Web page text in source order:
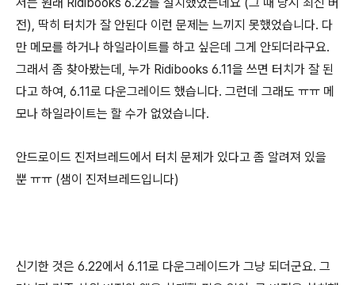
전), 딱히 터치가 잘 안된다 이런 문제는 느끼지 못했었습니다. 다
만 메모를 하거나 하일라이트를 하고 싶은데 그게 안되더라구요.
그래서 좀 찾아봤는데, 누가 Ridibooks 6.11을 쓰면 터치가 잘 된
다고 하여, 6.11로 다운그레이드 했습니다. 그런데 그래도 ㅠㅠ 메
모나 하일라이트는 할 수가 없었습니다.
안드로이드 진저브레드에서 터치 문제가 있다고 좀 알려져 있을
뿐 ㅠㅠ (샘이 진저브레드입니다)
신기한 것은 6.22에서 6.11로 다운그레이드가 그냥 되더군요. 그